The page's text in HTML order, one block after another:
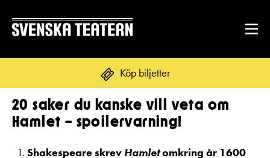
Köp biljetter
Suomi Svenska English
REPERTOAR & BILJETTER
20 saker du kanske vill veta om
Hamlet – spoilervarning!
Shakespeare skrev Hamletomkring år 1600